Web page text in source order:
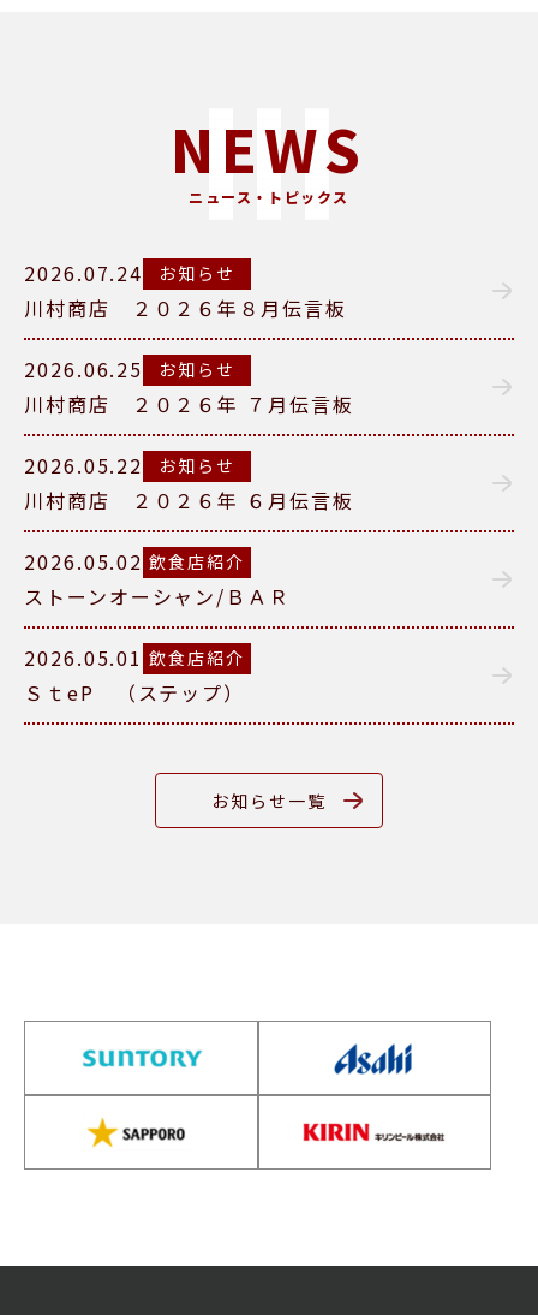
NEWS
ニュース・トピックス
2026.07.24 お知らせ
川村商店 ２０２６年８月伝言板
2026.06.25 お知らせ
川村商店 ２０２６年 ７月伝言板
2026.05.22 お知らせ
川村商店 ２０２６年 ６月伝言板
2026.05.02 飲食店紹介
ストーンオーシャン/ＢＡＲ
2026.05.01 飲食店紹介
ＳｔeP （ステップ）
お知らせ一覧